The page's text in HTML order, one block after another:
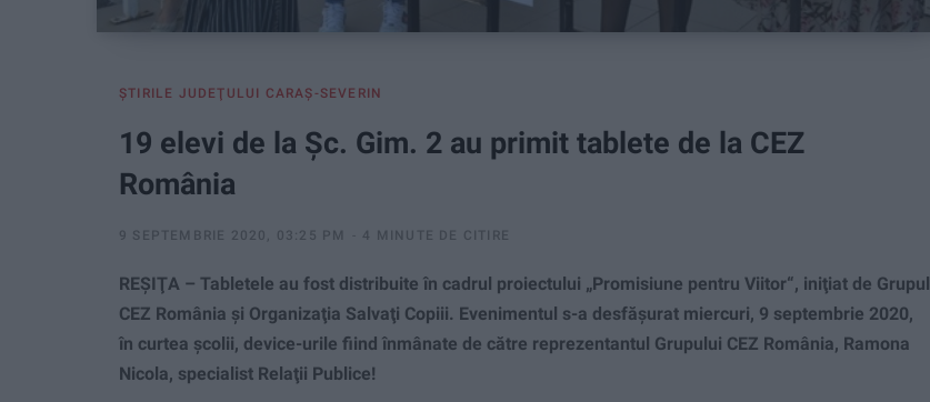
ŞTIRILE JUDEŢULUI CARAŞ-SEVERIN
19 elevi de la Şc. Gim. 2 au primit tablete de la CEZ
România
9 SEPTEMBRIE 2020, 03:25 PM 4 MINUTE DE CITIRE
REŞIŢA – Tabletele au fost distribuite în cadrul proiectului „Promisiune pentru Viitor“, iniţiat de Grupul
CEZ România şi Organizaţia Salvaţi Copiii. Evenimentul s-a desfăşurat miercuri, 9 septembrie 2020,
în curtea şcolii, device-urile fiind înmânate de către reprezentantul Grupului CEZ România, Ramona
Nicola, specialist Relaţii Publice!